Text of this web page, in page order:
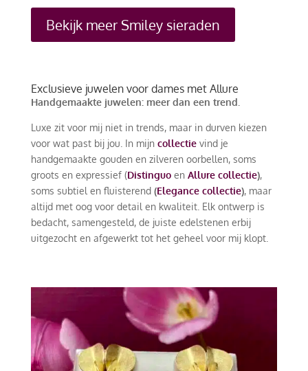
Bekijk meer Smiley sieraden
Exclusieve juwelen voor dames met Allure
Handgemaakte juwelen: meer dan een trend.
Luxe zit voor mij niet in trends, maar in durven kiezen
voor wat past bij jou. In mijn collectie vind je
handgemaakte gouden en zilveren oorbellen, soms
groots en expressief (Distinguo en Allure collectie),
soms subtiel en fluisterend (Elegance collectie), maar
altijd met oog voor detail en kwaliteit. Elk ontwerp is
bedacht, samengesteld, de juiste edelstenen erbij
uitgezocht en afgewerkt tot het geheel voor mij klopt.